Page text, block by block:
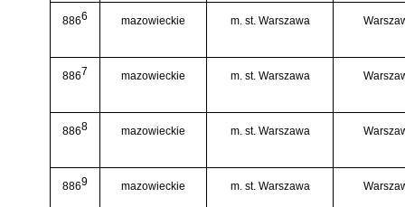
8866 mazowieckie m. st. Warszawa
8867 mazowieckie m. st. Warszawa
8868 mazowieckie m. st. Warszawa
8869 mazowieckie m. st. Warszawa